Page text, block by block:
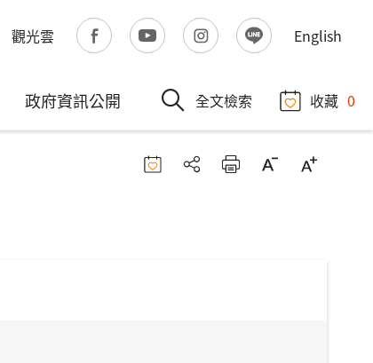
觀光雲 English
政府資訊公開 全文檢索 收藏 0